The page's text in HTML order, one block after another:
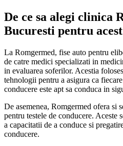
De ce sa alegi clinica
Bucuresti pentru
La Romgermed, fise auto pentru
de catre medici specializati in
in evaluarea soferilor. Acestia
tehnologii pentru a asigura ca
conducere este apt sa conduca in
De asemenea, Romgermed ofera si
pentru testele de conducere. Aceste
a capacitatii de a conduce si
conducere.